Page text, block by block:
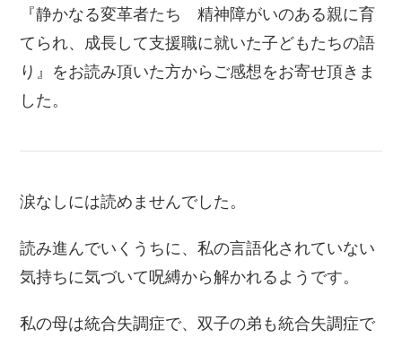
『静かなる変革者たち 精神障がいのある親に育
てられ、成長して支援職に就いた子どもたちの語
り』をお読み頂いた方からご感想をお寄せ頂きま
した。
涙なしには読めませんでした。
読み進んでいくうちに、私の言語化されていない
気持ちに気づいて呪縛から解かれるようです。
私の母は統合失調症で、双子の弟も統合失調症で